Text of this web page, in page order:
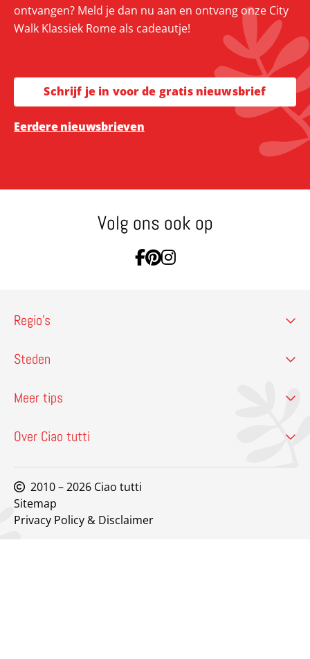
ontvangen? Meld je dan nu aan en ontvang onze City
Walk Klassiek Rome als cadeautje!
Schrijf je in voor de gratis nieuwsbrief
Eerdere nieuwsbrieven
Volg ons ook op
Ga naar Facebook
Ga naar Pinterest
Ga naar Instagram
Regio’s
Steden
Meer tips
Over Ciao tutti
2010 – 2026 Ciao tutti
Sitemap
Privacy Policy & Disclaimer